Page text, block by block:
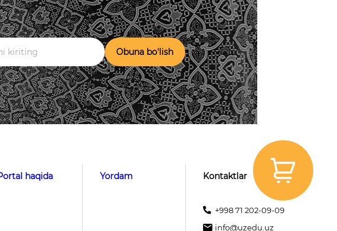
Obuna bo'lish
haqida Yordam Kontaktlar
+998 71 202-09-09
info@uzedu.uz